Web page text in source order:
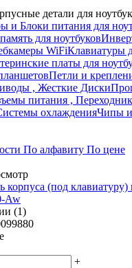
детали для
и Блоки питания для
для ноутбуков
WiFiКлавиатуры
платы для
Петли и
, Жесткие Диски
питания ,
охлажденияЧипы
По алфавиту По цене
корпуса (под
Aw
(1)
+